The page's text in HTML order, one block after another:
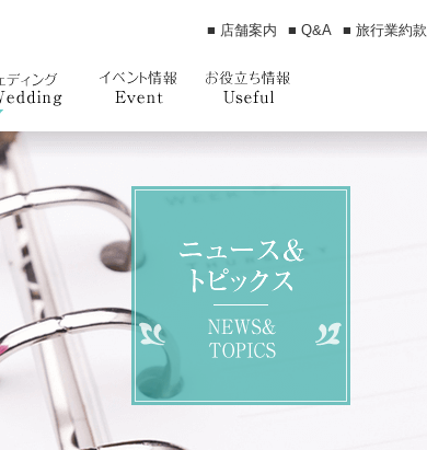
■ 店舗案内 ■ Q&A ■ 旅行業約款